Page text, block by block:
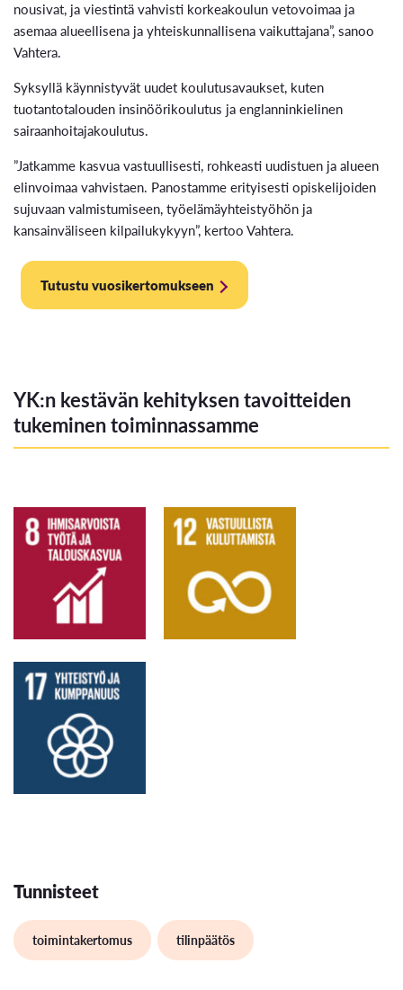
nousivat, ja viestintä vahvisti korkeakoulun vetovoimaa ja
asemaa alueellisena ja yhteiskunnallisena vaikuttajana”, sanoo
Vahtera.
Syksyllä käynnistyvät uudet koulutusavaukset, kuten
tuotantotalouden insinöörikoulutus ja englanninkielinen
sairaanhoitajakoulutus.
”Jatkamme kasvua vastuullisesti, rohkeasti uudistuen ja alueen
elinvoimaa vahvistaen. Panostamme erityisesti opiskelijoiden
sujuvaan valmistumiseen, työelämäyhteistyöhön ja
kansainväliseen kilpailukykyyn”, kertoo Vahtera.
Tutustu vuosikertomukseen
YK:n kestävän kehityksen tavoitteiden
tukeminen toiminnassamme
Tunnisteet
toimintakertomus tilinpäätös